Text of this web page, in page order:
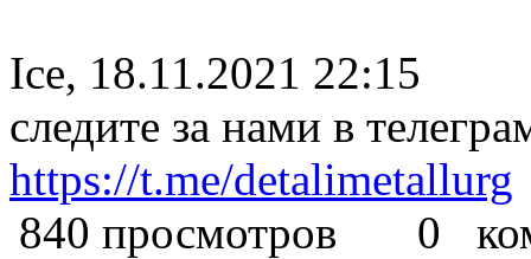
Ice, 18.11.2021 22:15
следите за нами в
https://t.me/detalimetallurg
840 просмотров
0